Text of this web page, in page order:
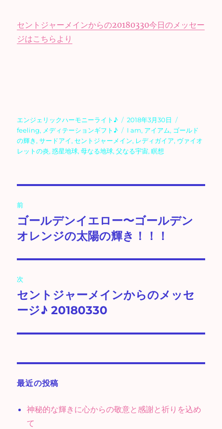
セントジャーメインからの20180330今日のメッセー
ジはこちらより
投
稿
者
エンジェリックハーモニーライト♪
投
稿
日:
2018年3月30日
テ
ゴ
feeling, メディテーションギフト♪
タ
グ
I am, アイアム, ゴールド
の輝き,サードアイ, セントジャーメイン, レディガイア, ヴァイオ
レットの炎,惑星地球,母なる地球,父なる宇宙,瞑想
稿
ナ
ビ
ゲ
ー
ン
前
前
の
稿:
ゴールデンイエロー〜ゴールデン
オレンジの太陽の輝き！！！
次
次
の
稿:
セントジャーメインからのメッセ
ージ♪ 20180330
最近の投稿
神秘的な輝きに心からの敬意と感謝と祈りを込め
て